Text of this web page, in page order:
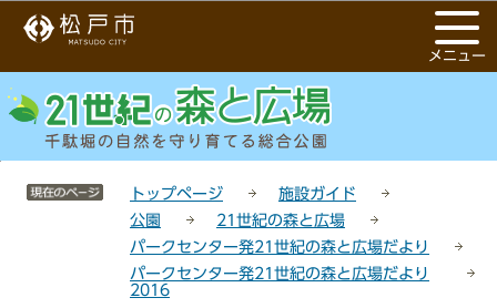
ー
ジ
先
メ
ニ
ー
メニュー
サイトメニューここまで
トップページ
施設ガイド
公園
21世紀の森と広場
パークセンター発21世紀の森と広場だより
パークセンター発21世紀の森と広場だより
2016